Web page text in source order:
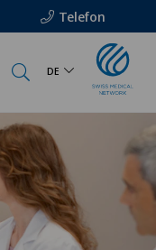
Telefon
DE